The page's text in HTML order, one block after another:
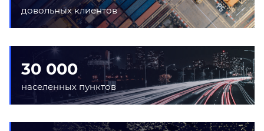
довольных клиентов
30 000
населенных пунктов